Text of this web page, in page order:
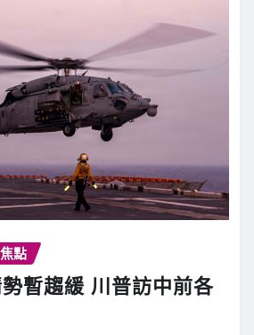
點
暫趨緩 川普訪中前各